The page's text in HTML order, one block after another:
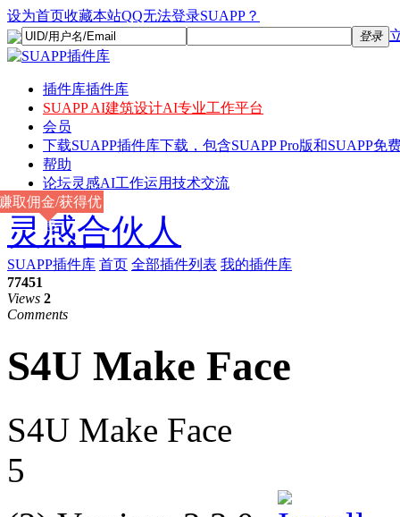
设为首页收藏本站QQ无法登录SUAPP？
登录
插件库插件库
SUAPP AI建筑设计AI专业工作平台
会员
下载SUAPP插件库下载，包含SUAPP Pro版和SUAPP免
帮助
论坛灵感AI工作运用技术交流
灵感合伙人
取佣金/获得优
惠
SUAPP插件库 首页 全部插件列表 我的插件库
77451
Views 2
Comments
S4U Make Face
S4U Make Face
5